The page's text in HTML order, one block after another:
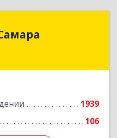
1939
106
Бит, Самара
Самара г, Дачная ул,